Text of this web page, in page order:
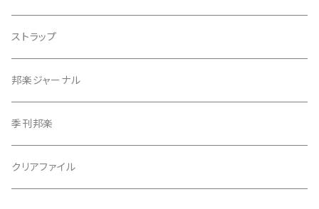
指すり
つぼシール
撥皮・撥皮のり
胴板
ストラップ
邦楽ジャーナル
季刊邦楽
クリアファイル